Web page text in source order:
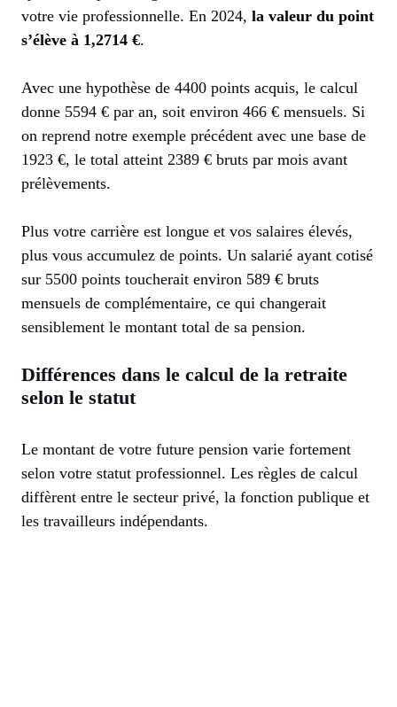
votre vie professionnelle. En 2024, la valeur du point
s’élève à 1,2714 €.
Avec une hypothèse de 4400 points acquis, le calcul
donne 5594 € par an, soit environ 466 € mensuels. Si
on reprend notre exemple précédent avec une base de
1923 €, le total atteint 2389 € bruts par mois avant
prélèvements.
Plus votre carrière est longue et vos salaires élevés,
plus vous accumulez de points. Un salarié ayant cotisé
sur 5500 points toucherait environ 589 € bruts
mensuels de complémentaire, ce qui changerait
sensiblement le montant total de sa pension.
Différences dans le calcul de la retraite
selon le statut
Le montant de votre future pension varie fortement
selon votre statut professionnel. Les règles de calcul
diffèrent entre le secteur privé, la fonction publique et
les travailleurs indépendants.